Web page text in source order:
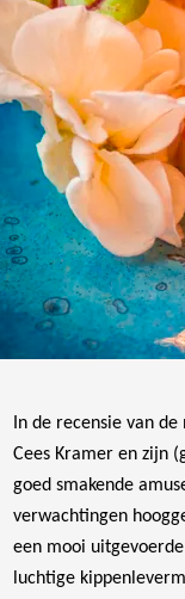
In de recensie van
Cees Kramer en zijn
goed smakende
verwachtingen
een mooi
luchtige